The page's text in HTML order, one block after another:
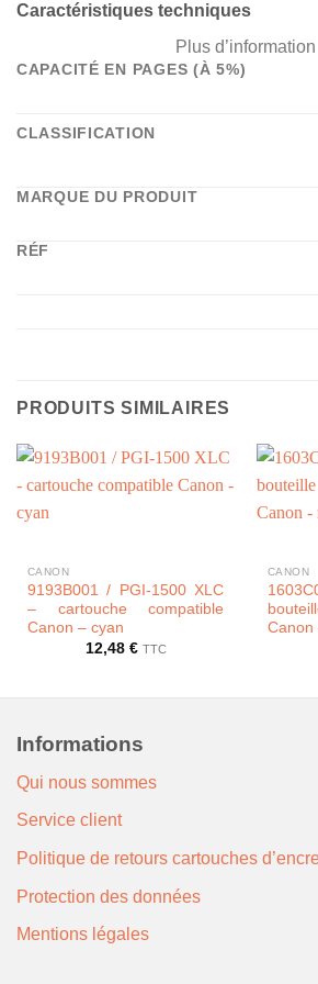
Caractéristiques techniques
Plus d’information
CAPACITÉ EN PAGES (À 5%)
CLASSIFICATION
MARQUE DU PRODUIT
RÉF
PRODUITS SIMILAIRES
CANON
9193B001 / PGI-1500 XLC
– cartouche compatible
Canon – cyan
12,48 € TTC
CANON
Canon
Informations
Qui nous sommes
Service client
Politique de retours cartouches
Protection des données
Mentions légales